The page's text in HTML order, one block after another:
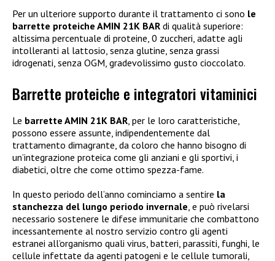
Per un ulteriore supporto durante il trattamento ci sono le
barrette proteiche AMIN 21K BAR di qualità superiore:
altissima percentuale di proteine, 0 zuccheri, adatte agli
intolleranti al lattosio, senza glutine, senza grassi
idrogenati, senza OGM, gradevolissimo gusto cioccolato.
Barrette proteiche e integratori vitaminici
Le barrette AMIN 21K BAR, per le loro caratteristiche,
possono essere assunte, indipendentemente dal
trattamento dimagrante, da coloro che hanno bisogno di
un’integrazione proteica come gli anziani e gli sportivi, i
diabetici, oltre che come ottimo spezza-fame.
In questo periodo dell’anno cominciamo a sentire la
stanchezza del lungo periodo invernale, e può rivelarsi
necessario sostenere le difese immunitarie che combattono
incessantemente al nostro servizio contro gli agenti
estranei all’organismo quali virus, batteri, parassiti, funghi, le
cellule infettate da agenti patogeni e le cellule tumorali,